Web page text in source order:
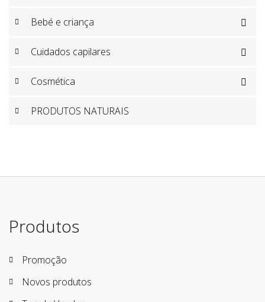
Bebé e criança 
Cuidados capilares 
Cosmética 
PRODUTOS NATURAIS
Produtos
Promoção
Novos produtos